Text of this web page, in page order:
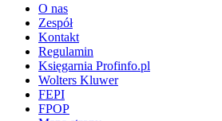
O nas
Zespół
Kontakt
Regulamin
Księgarnia Profinfo.pl
Wolters Kluwer
FEPI
FPOP